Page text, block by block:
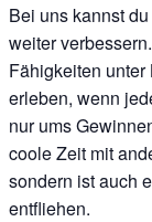
Bei uns kannst
weiter
Fähigkeiten
erleben, wenn
nur ums
coole Zeit mit
sondern ist auch
entfliehen.